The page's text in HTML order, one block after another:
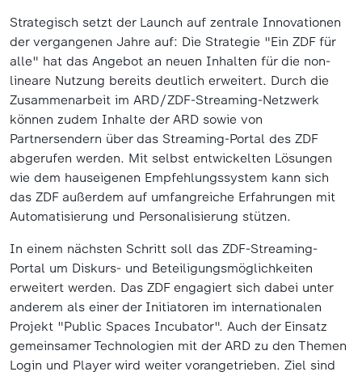
Strategisch setzt der Launch auf zentrale Innovationen
der vergangenen Jahre auf: Die Strategie "Ein ZDF für
alle" hat das Angebot an neuen Inhalten für die non-
lineare Nutzung bereits deutlich erweitert. Durch die
Zusammenarbeit im ARD/ZDF-Streaming-Netzwerk
können zudem Inhalte der ARD sowie von
Partnersendern über das Streaming-Portal des ZDF
abgerufen werden. Mit selbst entwickelten Lösungen
wie dem hauseigenen Empfehlungssystem kann sich
das ZDF außerdem auf umfangreiche Erfahrungen mit
Automatisierung und Personalisierung stützen.
In einem nächsten Schritt soll das ZDF-Streaming-
Portal um Diskurs- und Beteiligungsmöglichkeiten
erweitert werden. Das ZDF engagiert sich dabei unter
anderem als einer der Initiatoren im internationalen
Projekt "Public Spaces Incubator". Auch der Einsatz
gemeinsamer Technologien mit der ARD zu den Themen
Login und Player wird weiter vorangetrieben. Ziel sind